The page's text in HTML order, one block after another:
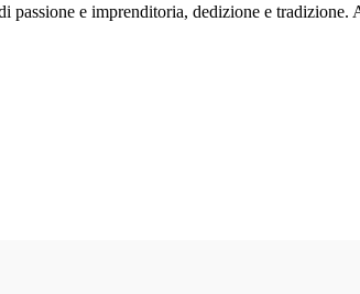
e imprenditoria, dedizione e